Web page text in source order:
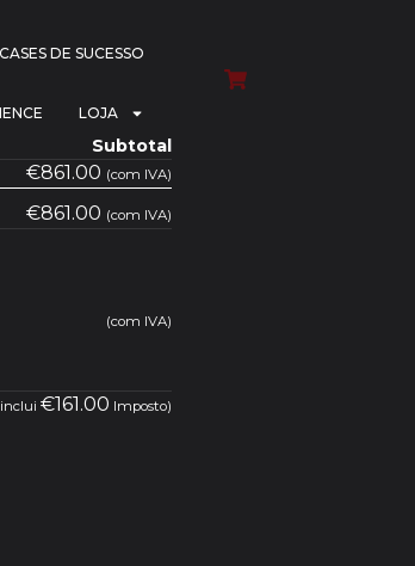
CASES DE SUCESSO
LOJA
Subtotal
€861.00 (com IVA)
€861.00 (com IVA)
(com IVA)
€161.00 Imposto)